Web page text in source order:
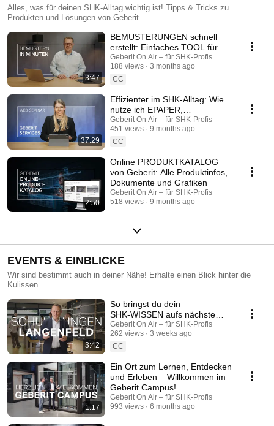
Alles, was für deinen SHK-Alltag wichtig ist! Tipps & Tricks zu
Produkten und Lösungen von Geberit.
3:47
BEMUSTERUNGEN schnell
erstellt: Einfaches TOOL für
Planer & Installateure
Geberit On Air – für SHK-Profis
188 views
3 months ago
CC
37:29
Effizienter im SHK-Alltag: Wie
nutze ich EPAPER,
PRODUKTKATALOG und PRO
APP? Alle Tipps & Tricks!
Geberit On Air – für SHK-Profis
451 views
9 months ago
CC
2:50
Online PRODUKTKATALOG
von Geberit: Alle Produktinfos,
Dokumente und Grafiken
Geberit On Air – für SHK-Profis
518 views
9 months ago
EVENTS & EINBLICKE
Wir sind bestimmt auch in deiner Nähe! Erhalte einen Blick hinter die
Kulissen.
3:42
So bringst du dein
SHK‑WISSEN aufs nächste
Level: Das GEBERIT
SCHULUNGSZENTRUM in
Langenfeld
Geberit On Air – für SHK-Profis
262 views
3 weeks ago
CC
1:17
Ein Ort zum Lernen, Entdecken
und Erleben – Willkommen im
Geberit Campus!
Geberit On Air – für SHK-Profis
993 views
6 months ago